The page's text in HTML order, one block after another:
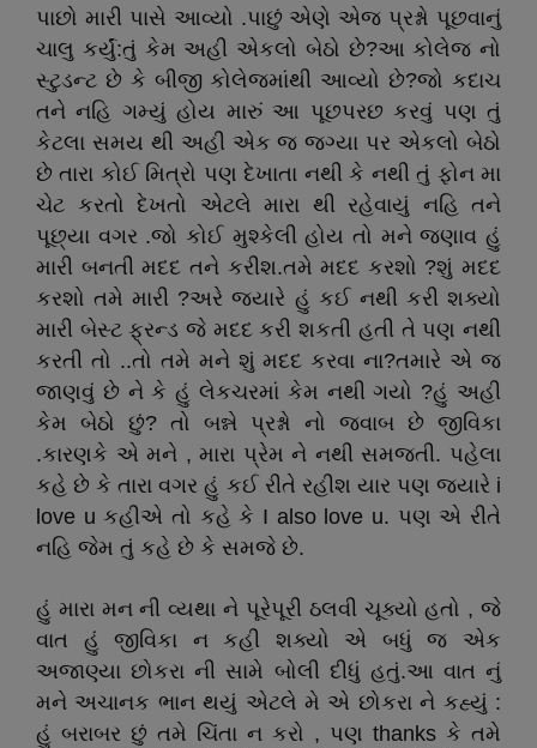
પાછો મારી પાસે આવ્યો .પાછું એણે એજ પ્રશ્નો પૂછવાનું
ચાલુ કર્યું:તું કેમ અહી એકલો બેઠો છે?આ કોલેજ નો
સ્ટુડન્ટ છે કે બીજી કોલેજમાંથી આવ્યો છે?જો કદાચ
તને નહિ ગમ્યું હોય મારું આ પૂછપરછ કરવું પણ તું
કેટલા સમય થી અહી એક જ જગ્યા પર એકલો બેઠો
છે તારા કોઈ મિત્રો પણ દેખાતા નથી કે નથી તું ફોન મા
ચેટ કરતો દેખતો એટલે મારા થી રહેવાયું નહિ તને
પૂછ્યા વગર .જો કોઈ મુશ્કેલી હોય તો મને જણાવ હું
મારી બનતી મદદ તને કરીશ.તમે મદદ કરશો ?શું મદદ
કરશો તમે મારી ?અરે જ્યારે હું કઈ નથી કરી શક્યો
મારી બેસ્ટ ફ્રન્ડ જે મદદ કરી શકતી હતી તે પણ નથી
કરતી તો ..તો તમે મને શું મદદ કરવા ના?તમારે એ જ
જાણવું છે ને કે હું લેકચરમાં કેમ નથી ગયો ?હું અહી
કેમ બેઠો છું? તો બન્ને પ્રશ્નો નો જવાબ છે જીવિકા
.કારણકે એ મને , મારા પ્રેમ ને નથી સમજતી. પહેલા
કહે છે કે તારા વગર હું કઈ રીતે રહીશ યાર પણ જ્યારે i
love u કહીએ તો કહે કે I also love u. પણ એ રીતે
નહિ જેમ તું કહે છે કે સમજે છે.
હું મારા મન ની વ્યથા ને પૂરેપૂરી ઠલવી ચૂક્યો હતો , જે
વાત હું જીવિકા ન કહી શક્યો એ બધું જ એક
અજાણ્યા છોકરા ની સામે બોલી દીધું હતું.આ વાત નું
મને અચાનક ભાન થયું એટલે મે એ છોકરા ને કહ્યું :
હું બરાબર છું તમે ચિંતા ન કરો , પણ thanks કે તમે